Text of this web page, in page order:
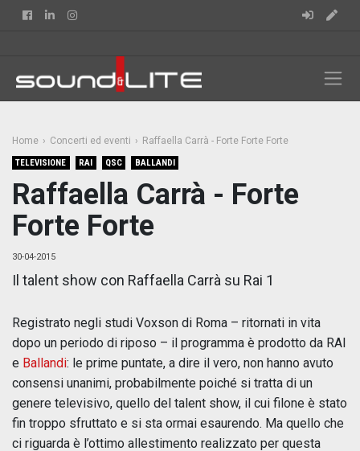
FacebookLinkedin
Home Concerti ed eventi Raffaella Carrà - Forte Forte Forte
TELEVISIONE RAI QSC BALLANDI
Raffaella Carrà - Forte
Forte Forte
30-04-2015
Il talent show con Raffaella Carrà su Rai 1
Registrato negli studi Voxson di Roma – ritornati in vita
dopo un periodo di riposo – il programma è prodotto da RAI
e Ballandi: le prime puntate, a dire il vero, non hanno avuto
consensi unanimi, probabilmente poiché si tratta di un
genere televisivo, quello del talent show, il cui filone è stato
fin troppo sfruttato e si sta ormai esaurendo. Ma quello che
ci riguarda è l’ottimo allestimento realizzato per questa